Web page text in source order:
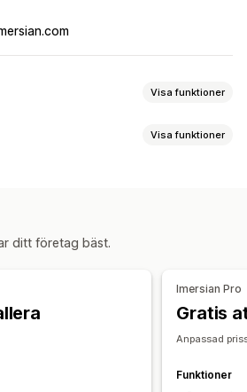
Visa funktioner
varumärke Mobilanpassning
Visa funktioner
ditt företag bäst.
Imersian Pro
Gratis
Anpassad
Funktioner